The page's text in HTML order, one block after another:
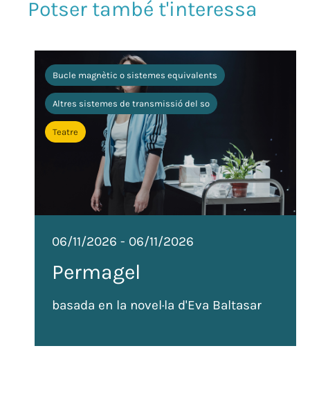
Bucle magnètic o sistemes equivalents
Altres sistemes de transmissió del so
Teatre
06/11/2026 - 06/11/2026
Permagel
basada en la novel·la d'Eva Baltasar